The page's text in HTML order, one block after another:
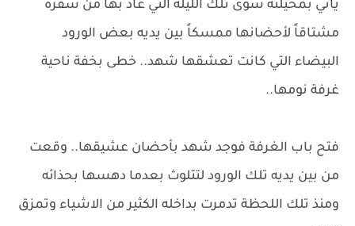
يأتي بمخيلته سوى تلك الليلة التي عاد بها من سفره
مشتاقاً لأحضانها ممسكاً بين يديه بعض الورود
البيضاء التي كانت تعشقها شهد.. خطى بخفة ناحية
غرفة نومها..
فتح باب الغرفة فوجد شهد بأحضان عشيقها.. وقعت
من بين يديه تلك الورود لتتلوث بعدما دهسها بحذائه
ومنذ تلك اللحظة تدمرت بداخله الكثير من الاشياء وتمزق